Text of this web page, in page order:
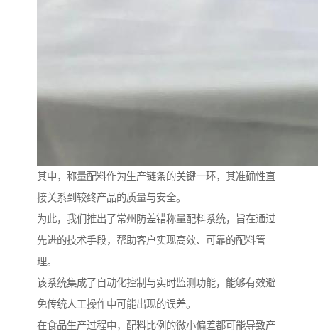
其中，称量配料作为生产链条的关键一环，其准确性直
接关系到较终产品的质量与安全。
为此，我们推出了常州防差错称量配料系统，旨在通过
先进的技术手段，帮助客户实现高效、可靠的配料管
理。
该系统集成了自动化控制与实时监测功能，能够有效避
免传统人工操作中可能出现的误差。
在食品生产过程中，配料比例的微小偏差都可能导致产